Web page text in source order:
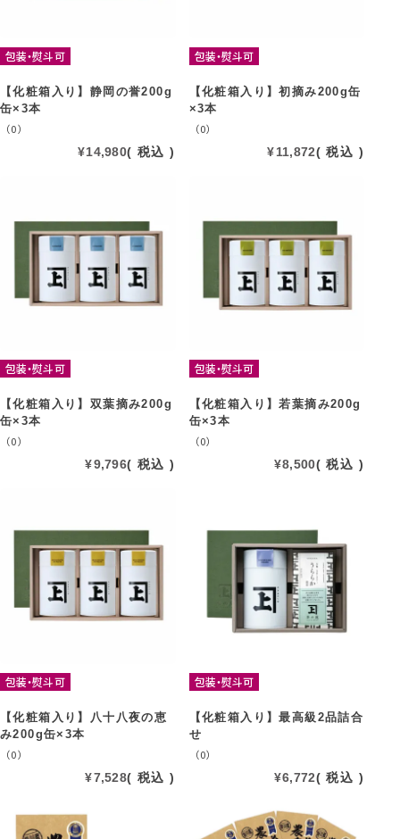
包装・熨斗可
【化粧箱入り】静岡の誉200g
缶×3本
（0）
¥14,980 税込
包装・熨斗可
【化粧箱入り】初摘み200g缶
×3本
（0）
¥11,872 税込
包装・熨斗可
【化粧箱入り】双葉摘み200g
缶×3本
（0）
¥9,796 税込
包装・熨斗可
【化粧箱入り】若葉摘み200g
缶×3本
（0）
¥8,500 税込
包装・熨斗可
【化粧箱入り】八十八夜の恵
み200g缶×3本
（0）
¥7,528 税込
包装・熨斗可
【化粧箱入り】最高級2品詰合
せ
（0）
¥6,772 税込